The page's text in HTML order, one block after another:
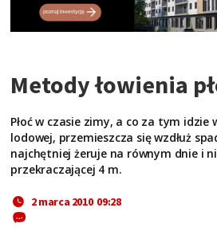
Metody łowienia
Płoć w czasie zimy, a co za tym
lodowej, przemieszcza się wzdłuż
najchętniej żeruje na równym dnie i
przekraczającej 4 m.
2 marca 2010 09:28